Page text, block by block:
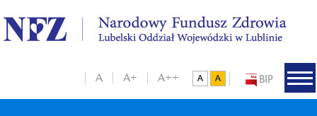
BIP
A A+ A++